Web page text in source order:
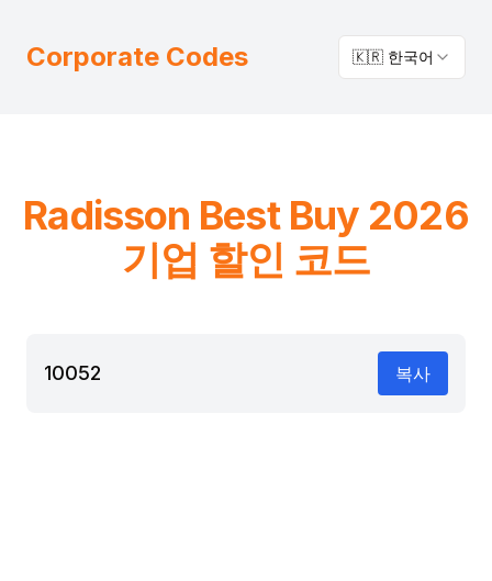
Corporate Codes 🇰🇷 한국어
Radisson Best Buy 2026
기업 할인 코드
10052 복사